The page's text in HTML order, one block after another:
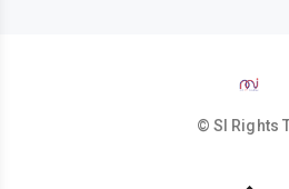
© SI Rights